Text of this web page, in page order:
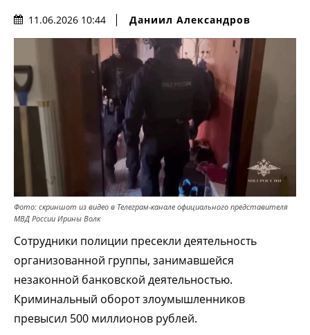
11.06.2026 10:44 Даниил Александров
Фото: скриншот из видео в Телеграм-канале официального представителя
МВД России Ирины Волк
Сотрудники полиции пресекли деятельность
организованной группы, занимавшейся
незаконной банковской деятельностью.
Криминальный оборот злоумышленников
превысил 500 миллионов рублей.